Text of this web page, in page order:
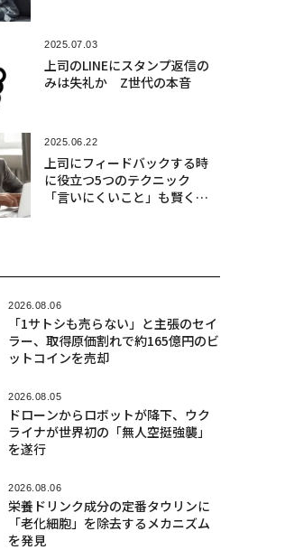
2025.07.03
上司のLINEにスタンプ返信の
みは失礼か Z世代の本音
2025.06.22
上司にフィードバックする時
に役立つ5つのテクニック
「言いにくいこと」も賢く伝
2026.08.06
「1サトシも売らない」と主張のセイ
ラー、取得原価割れで約165億円のビ
ットコインを売却
2026.08.05
ドローンからロボットが降下、ウク
ライナが世界初の「無人空挺強襲」
を遂行
2026.08.06
栄養ドリンク成分の定番タウリンに
「老化細胞」を除去するメカニズム
を発見